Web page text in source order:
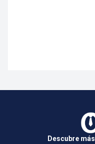
Descubre más